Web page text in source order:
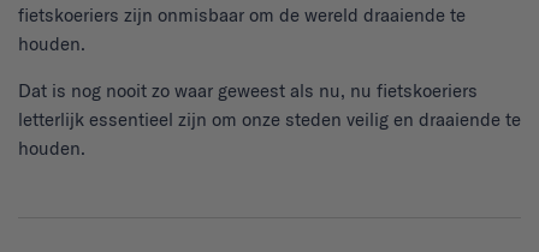
fietskoeriers zijn onmisbaar om de wereld draaiende te
houden.
Dat is nog nooit zo waar geweest als nu, nu fietskoeriers
letterlijk essentieel zijn om onze steden veilig en draaiende te
houden.